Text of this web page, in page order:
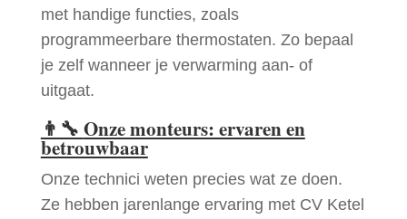
met handige functies, zoals
programmeerbare thermostaten. Zo bepaal
je zelf wanneer je verwarming aan- of
uitgaat.
👨‍🔧 Onze monteurs: ervaren en
betrouwbaar
Onze technici weten precies wat ze doen.
Ze hebben jarenlange ervaring met CV Ketel